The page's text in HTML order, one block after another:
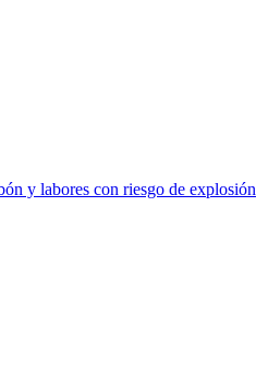
y labores con riesgo de explosión